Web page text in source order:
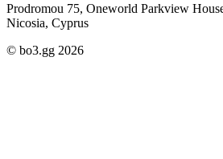
Prodromou 75, Oneworld Parkview
Nicosia, Cyprus
© bo3.gg 2026